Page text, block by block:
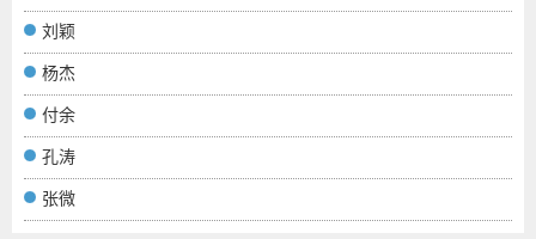
刘颖
杨杰
付余
孔涛
张微